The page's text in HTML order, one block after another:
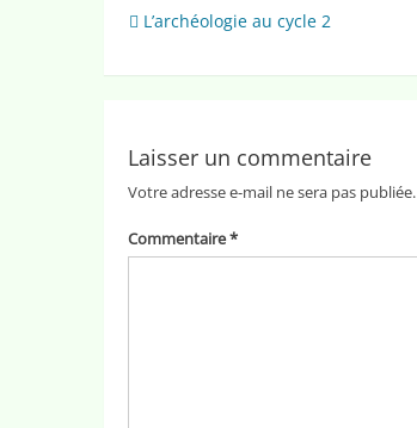
Navigation
de
L’archéologie au cycle 2
Laisser un commentaire
Votre adresse e-mail ne sera pas publiée.
Commentaire*